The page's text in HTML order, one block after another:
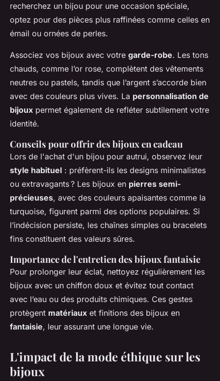
recherchez un bijou pour une occasion spéciale,
optez pour des pièces plus raffinées comme celles en
émail ou ornées de perles.
Associez vos bijoux avec votre garde-robe. Les tons
chauds, comme l’or rose, complètent des vêtements
neutres ou pastels, tandis que l’argent s’accorde bien
avec des couleurs plus vives. La personnalisation de
bijoux permet également de refléter subtilement votre
identité.
Conseils pour offrir des bijoux en cadeau
Lors de l'achat d'un bijou pour autrui, observez leur
style habituel : préfèrent-ils les designs minimalistes
ou extravagants ? Les bijoux en pierres semi-
précieuses, avec des couleurs apaisantes comme la
turquoise, figurent parmi des options populaires. Si
l’indécision persiste, les chaînes simples ou bracelets
fins constituent des valeurs sûres.
Importance de l'entretien des bijoux fantaisie
Pour prolonger leur éclat, nettoyez régulièrement les
bijoux avec un chiffon doux et évitez tout contact
avec l’eau ou des produits chimiques. Ces gestes
protègent matériaux et finitions des bijoux en
fantaisie, leur assurant une longue vie.
L'impact de la mode éthique sur les
bijoux